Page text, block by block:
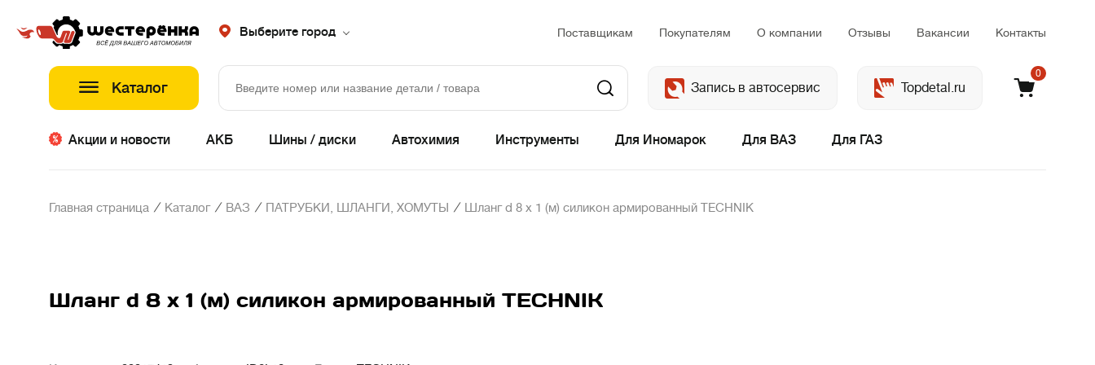
Выберите город Поставщикам Покупателям О компании Отзывы Вакансии Контакты
Каталог Запись в автосервис Topdetal.ru
0
Акции и новости АКБ Шины / диски Автохимия Инструменты Для Иномарок Для ВАЗ Для ГАЗ
Главная страница / Каталог / ВАЗ / ПАТРУБКИ, ШЛАНГИ, ХОМУТЫ / Шланг d 8 х 1 (м) силикон армированный TECHNIK
Шланг d 8 х 1 (м) силикон армированный TECHNIK